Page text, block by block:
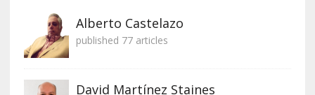
Alberto Castelazo
published 77 articles
David Martínez Staines